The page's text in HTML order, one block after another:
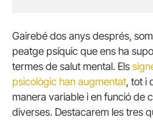
Gairebé dos anys després,
peatge psíquic que ens ha
termes de salut mental. Els
psicològic han augmentat, tot i
manera variable i en funció de
diverses. Destacarem les tres